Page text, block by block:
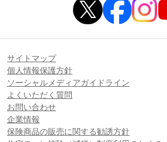
サイトマップ
個人情報保護方針
ソーシャルメディアガイドライン
よくいただく質問
お問い合わせ
企業情報
保険商品の販売に関する勧誘方針